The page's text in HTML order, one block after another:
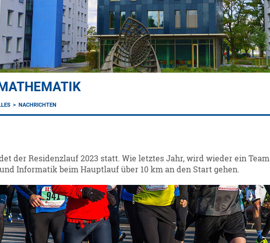
NACHRICHTEN
der Residenzlauf 2023 statt. Wie letztes Jahr, wird wieder ein Team
Informatik beim Hauptlauf über 10 km an den Start gehen.